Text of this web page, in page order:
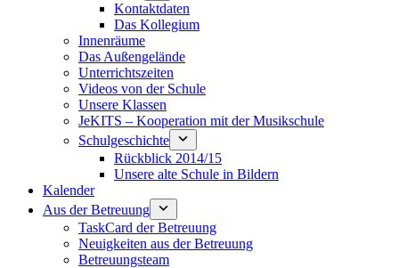
Kontaktdaten
Das Kollegium
Innenräume
Das Außengelände
Unterrichtszeiten
Videos von der Schule
Unsere Klassen
JeKITS – Kooperation mit der Musikschule
Schulgeschichte
Rückblick 2014/15
Unsere alte Schule in Bildern
Kalender
Aus der Betreuung
TaskCard der Betreuung
Neuigkeiten aus der Betreuung
Betreuungsteam